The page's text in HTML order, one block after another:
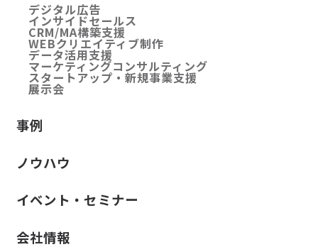
デジタル広告
インサイドセールス
CRM/MA構築支援
WEBクリエイティブ制作
データ活用支援
マーケティングコンサルティング
スタートアップ・新規事業支援
展示会
事例
ノウハウ
イベント・セミナー
会社情報